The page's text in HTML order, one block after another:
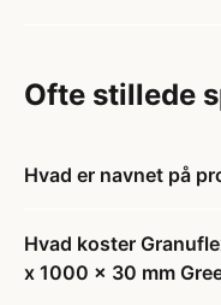
Ofte stillede
Hvad er navnet på
Hvad koster
x 1000 x 30 mm